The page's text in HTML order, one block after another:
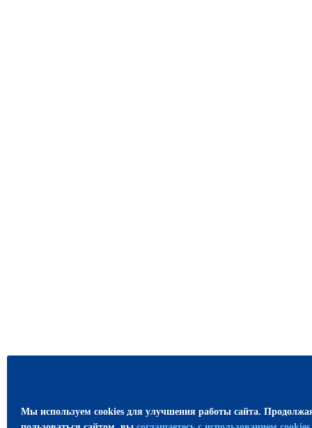
Мы используем cookies для улучшения работы сайта.